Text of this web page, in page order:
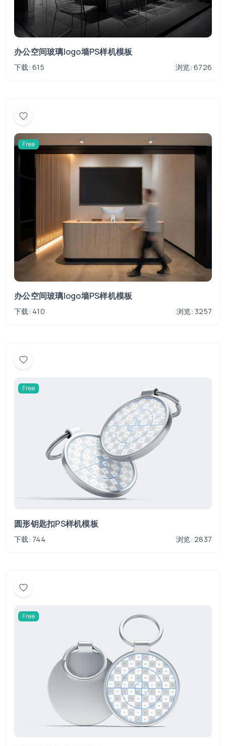
办公空间玻璃logo墙PS样机模板
下载: 615 浏览: 6726
Free
办公空间玻璃logo墙PS样机模板
下载: 410 浏览: 3257
Free
圆形钥匙扣PS样机模板
下载: 744 浏览: 2837
Free